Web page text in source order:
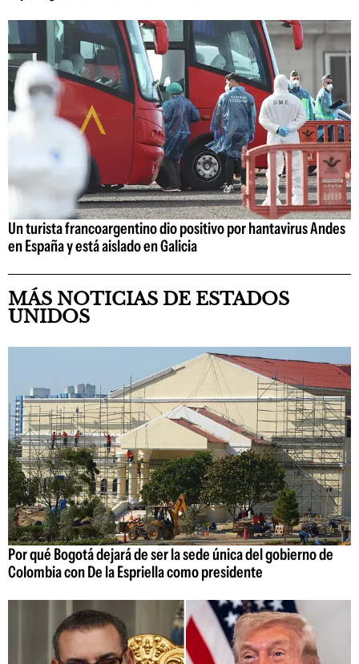
Un turista francoargentino dio positivo por hantavirus Andes
en España y está aislado en Galicia
MÁS NOTICIAS DE ESTADOS
UNIDOS
Por qué Bogotá dejará de ser la sede única del gobierno de
Colombia con De la Espriella como presidente